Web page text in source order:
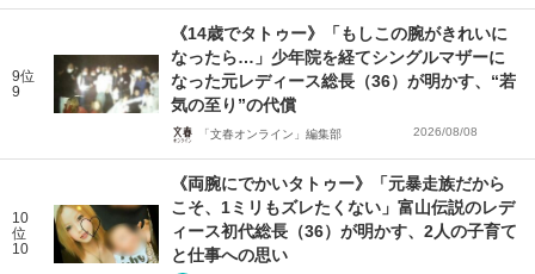
9位
9
《14歳でタトゥー》「もしこの腕がきれいに
なったら…」少年院を経てシングルマザーに
なった元レディース総長（36）が明かす、“若
気の至り”の代償
「文春オンライン」編集部 2026/08/08
10
位
10
《両腕にでかいタトゥー》「元暴走族だから
こそ、1ミリもズレたくない」富山伝説のレデ
ィース初代総長（36）が明かす、2人の子育て
と仕事への思い